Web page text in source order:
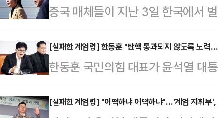
중국 매체들이 지난 3일 한국에서
령의 부인 김건희 여사가 있다는 분
TV(CCTV), 영자지 글로벌타임스,
한국의 계엄령 사태를 긴급히 보도
등을 생중계하고, 해당 보도 영상
등에서 매체별로 수십 만건의 조회
[실패한 계엄령] 한동훈 "탄핵 통과되지 않도록 노력
한동훈 국민의힘 대표가 윤석열 대
과 관련해 "당대표로서 이번 탄핵은
들의 피해를 막기 위해 통과되지
[실패한 계엄령] "어떡하냐 어떡하냐"…'계엄 지휘부',